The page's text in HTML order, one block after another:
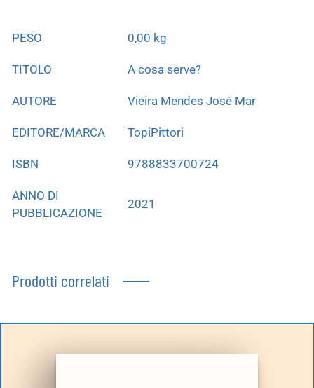
PESO 0,00 kg
TITOLO A cosa serve?
AUTORE Vieira Mendes José Mar
EDITORE/MARCA TopiPittori
ISBN 9788833700724
ANNO DI
PUBBLICAZIONE
2021
Prodotti correlati